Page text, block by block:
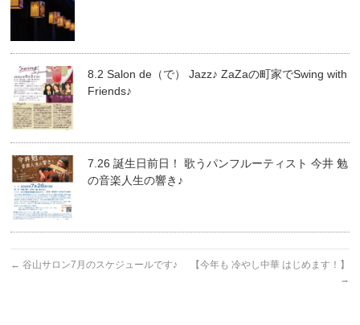
8.2 Salon de（で） Jazz♪ ZaZaの町家でSwing with
Friends♪
7.26 誕生日前日！ 歌うパンフルーティスト 今井 勉
の音楽人生の響き♪
← 谷山サロン7月のスケジュールです♪
【今年も 冷やし中華 はじめます！】
→